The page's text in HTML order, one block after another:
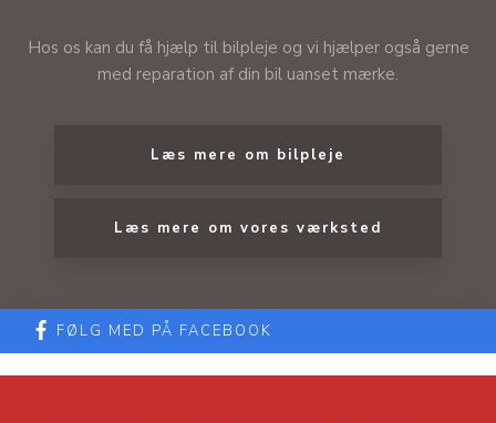
​Hos os kan du få hjælp til bilpleje og vi hjælper også gerne
med reparation af din bil uanset mærke.
Læs mere om bilpleje​
Læs mere om vores værksted
FØLG MED PÅ FACEBOOK